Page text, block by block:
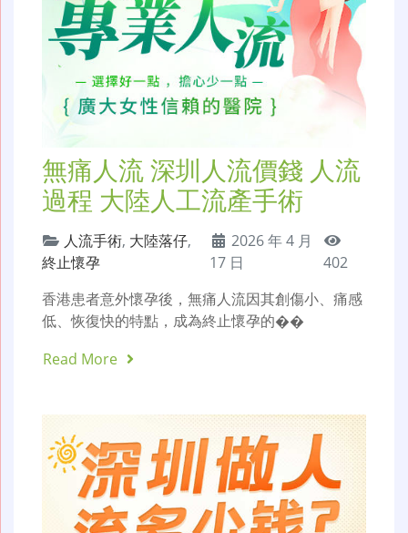
無痛人流 深圳人流價錢 人流
過程 大陸人工流產手術
人流手術, 大陸落仔,
終止懷孕
2026 年 4 月
17 日
402
香港患者意外懷孕後，無痛人流因其創傷小、痛感
低、恢復快的特點，成為終止懷孕的��
Read More